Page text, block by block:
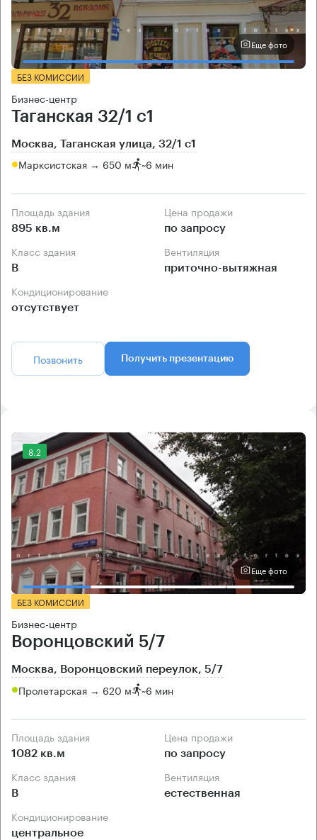
Еще фото
БЕЗ КОМИССИИ
Бизнес-центр
Таганская 32/1 с1
Москва, Таганская улица, 32/1 с1
Марксистская → 650 м ~6 мин
Площадь здания
895 кв.м
Цена продажи
по запросу
Класс здания
B
Вентиляция
приточно-вытяжная
Кондиционирование
отсутствует
Позвонить Получить презентацию
8.2
Еще фото
БЕЗ КОМИССИИ
Бизнес-центр
Воронцовский 5/7
Москва, Воронцовский переулок, 5/7
Пролетарская → 620 м ~6 мин
Площадь здания
1082 кв.м
Цена продажи
по запросу
Класс здания
B
Вентиляция
естественная
Кондиционирование
центральное